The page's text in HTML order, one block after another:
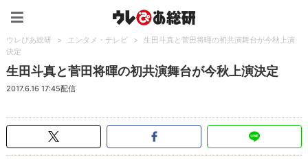
ウレぴあ総研 > エンタメ・テレビ >
生田斗真と菅田将暉の初共演舞台が今秋上演
決定
生田斗真と菅田将暉の初共演舞台が今秋上演決定
2017.6.16 17:45配信